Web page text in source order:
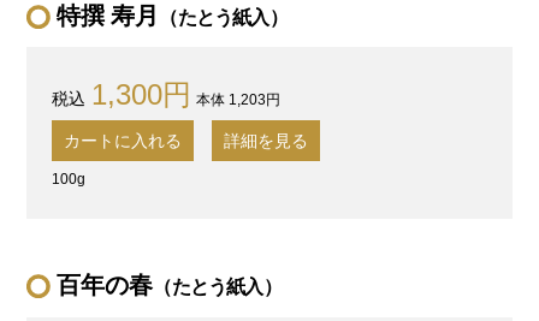
特撰 寿月 （たとう紙入）
1,300円 本体 1,203円
カートに入れる 詳細を見る
100g
百年の春 （たとう紙入）